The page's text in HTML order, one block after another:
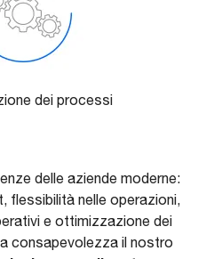
dei processi
delle aziende moderne:
flessibilità nelle operazioni,
e ottimizzazione dei
consapevolezza il nostro